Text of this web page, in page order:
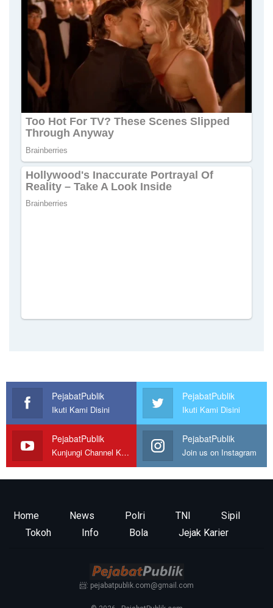
PejabatPublik
Ikuti Kami Disini
PejabatPublik
Ikuti Kami Disini
PejabatPublik
Kunjungi Channel Kami
PejabatPublik
Join us on Instagram
Home News Polri TNI
Sipil
Tokoh
Info Bola Jejak Karier
📨: pejabatpublik.com@gmail.com